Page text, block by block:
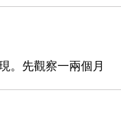
。先觀察一兩個月